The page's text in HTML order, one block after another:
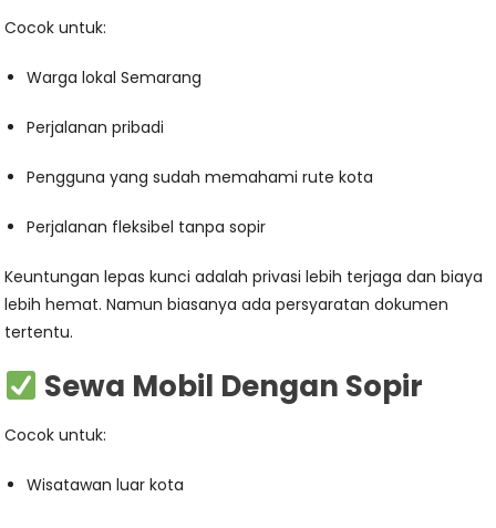
Cocok untuk:
Warga lokal Semarang
Perjalanan pribadi
Pengguna yang sudah memahami rute kota
Perjalanan fleksibel tanpa sopir
Keuntungan lepas kunci adalah privasi lebih terjaga dan biaya
lebih hemat. Namun biasanya ada persyaratan dokumen
tertentu.
Sewa Mobil Dengan Sopir
Cocok untuk:
Wisatawan luar kota